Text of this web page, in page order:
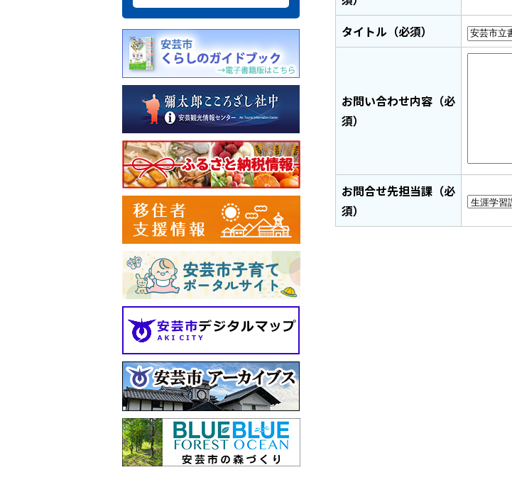
タイトル（必須）
お問い合わせ内容（必
須）
お問合せ先担当課（必
須）